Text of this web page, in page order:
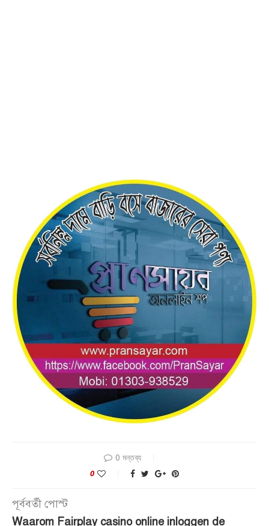
0 মন্তব্য
0
পূর্ববর্তী পোস্ট
Waarom Fairplay casino online inloggen de